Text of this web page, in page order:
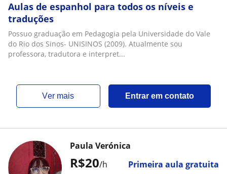
Aulas de espanhol para todos os níveis e
traduções
Possuo graduação em Pedagogia pela Universidade do Vale
do Rio dos Sinos- UNISINOS (2009). Atualmente sou
professora, tradutora e interpret...
ver mais Entrar em contato
R$20/h Primeira aula gratuita
Paula Verónica